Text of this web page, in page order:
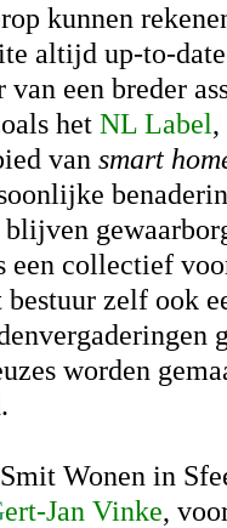
kunnen
altijd up-to-
een breder
het NL Label,
van smart
een collectief
bestuur zelf ook
worden
Wonen in
ert-Jan Vinke,